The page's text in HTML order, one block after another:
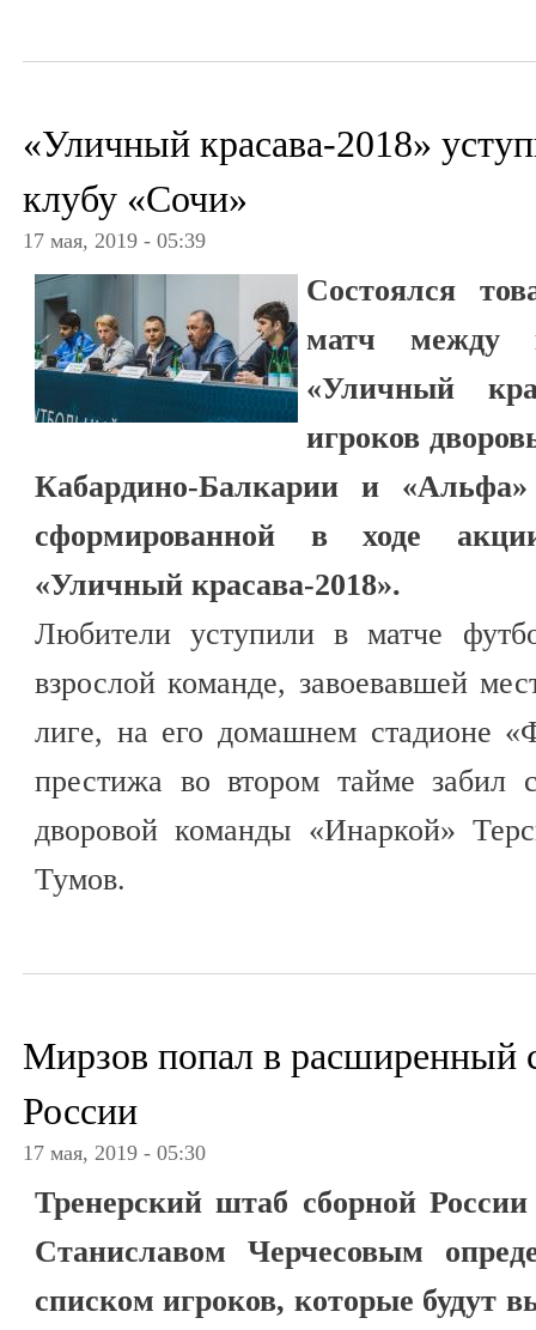
«Уличный красава-2018»
клубу «Сочи»
17 мая, 2019 - 05:39
Состоялся
матч между
«Уличный
игроков
Кабардино-Балкарии и
сформированной в ходе
«Уличный красава-2018».
Любители уступили в матче
взрослой команде, завоевавшей
лиге, на его домашнем стадионе
престижа во втором тайме забил
дворовой команды «Инаркой»
Тумов.
Мирзов попал в расширенный
России
17 мая, 2019 - 05:30
Тренерский штаб сборной
Станиславом Черчесовым
списком игроков, которые будут